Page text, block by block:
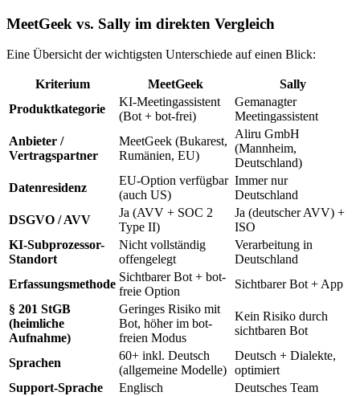
MeetGeek vs. Sally im direkten Vergleich
Eine Übersicht der wichtigsten Unterschiede auf einen Blick:
Kriterium MeetGeek
Sally
Produktkategorie
KI-Meetingassistent
(Bot + bot-frei)
Gemanagter
Meetingassistent
Anbieter /
Vertragspartner
MeetGeek (Bukarest,
Rumänien, EU)
Aliru GmbH
(Mannheim,
Deutschland)
Datenresidenz
EU-Option verfügbar
(auch US)
Immer nur
Deutschland
DSGVO / AVV
Ja (AVV + SOC 2
Type II)
Ja (deutscher AVV) +
ISO
KI-Subprozessor-
Standort
Nicht vollständig
offengelegt
Verarbeitung in
Deutschland
Erfassungsmethode
Sichtbarer Bot + bot-
freie Option
Sichtbarer Bot + App
§ 201 StGB
(heimliche
Aufnahme)
Geringes Risiko mit
Bot, höher im bot-
freien Modus
Kein Risiko durch
sichtbaren Bot
Sprachen
60+ inkl. Deutsch
(allgemeine Modelle)
Deutsch + Dialekte,
optimiert
Support-Sprache
Englisch
Deutsches Team